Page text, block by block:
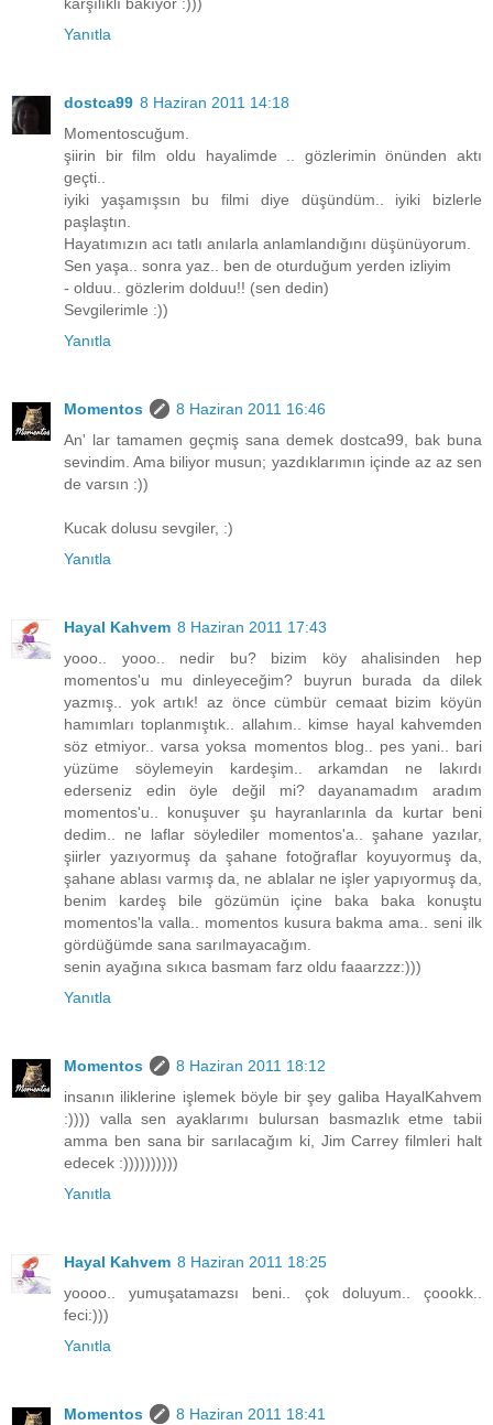
Yanıtla
dostca99 8 Haziran 2011 14:18
Momentoscuğum.
şiirin bir film oldu hayalimde .. gözlerimin önünden aktı
geçti..
iyiki yaşamışsın bu filmi diye düşündüm.. iyiki bizlerle
paşlaştın.
Hayatımızın acı tatlı anılarla anlamlandığını düşünüyorum.
Sen yaşa.. sonra yaz.. ben de oturduğum yerden izliyim
- olduu.. gözlerim dolduu!! (sen dedin)
Sevgilerimle :))
Yanıtla
Momentos
8 Haziran 2011 16:46
An' lar tamamen geçmiş sana demek dostca99, bak buna
sevindim. Ama biliyor musun; yazdıklarımın içinde az az sen
de varsın :))
Kucak dolusu sevgiler, :)
Yanıtla
Hayal Kahvem 8 Haziran 2011 17:43
yooo.. yooo.. nedir bu? bizim köy ahalisinden hep
momentos'u mu dinleyeceğim? buyrun burada da dilek
yazmış.. yok artık! az önce cümbür cemaat bizim köyün
hamımları toplanmıştık.. allahım.. kimse hayal kahvemden
söz etmiyor.. varsa yoksa momentos blog.. pes yani.. bari
yüzüme söylemeyin kardeşim.. arkamdan ne lakırdı
ederseniz edin öyle değil mi? dayanamadım aradım
momentos'u.. konuşuver şu hayranlarınla da kurtar beni
dedim.. ne laflar söylediler momentos'a.. şahane yazılar,
şiirler yazıyormuş da şahane fotoğraflar koyuyormuş da,
şahane ablası varmış da, ne ablalar ne işler yapıyormuş da,
benim kardeş bile gözümün içine baka baka konuştu
momentos'la valla.. momentos kusura bakma ama.. seni ilk
gördüğümde sana sarılmayacağım.
senin ayağına sıkıca basmam farz oldu faaarzzz:)))
Yanıtla
Momentos
8 Haziran 2011 18:12
insanın iliklerine işlemek böyle bir şey galiba HayalKahvem
:)))) valla sen ayaklarımı bulursan basmazlık etme tabii
amma ben sana bir sarılacağım ki, Jim Carrey filmleri halt
edecek :))))))))))
Yanıtla
Hayal Kahvem 8 Haziran 2011 18:25
yoooo.. yumuşatamazsı beni.. çok doluyum.. çoookk..
feci:)))
Yanıtla
Momentos
8 Haziran 2011 18:41